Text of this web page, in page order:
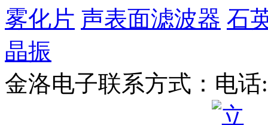
雾化片 声表面滤波器 石
晶振
金洛电子联系方式： 电话